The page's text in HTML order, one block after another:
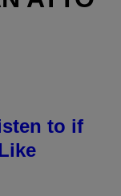
to if